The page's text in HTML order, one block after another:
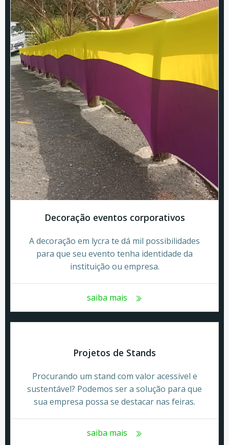
Decoração eventos corporativos
A decoração em lycra te dá mil possibilidades
para que seu evento tenha identidade da
instituição ou empresa.
saiba mais
Projetos de Stands
Procurando um stand com valor acessivel e
sustentável? Podemos ser a solução para que
sua empresa possa se destacar nas feiras.
saiba mais